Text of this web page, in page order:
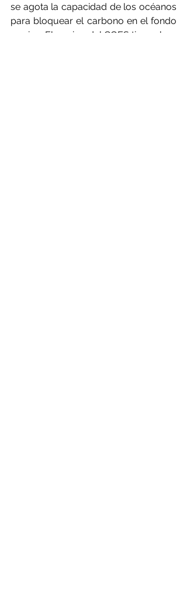
se agota la capacidad de los océanos
para bloquear el carbono en el fondo
marino. El equipo del GOES tiene claro